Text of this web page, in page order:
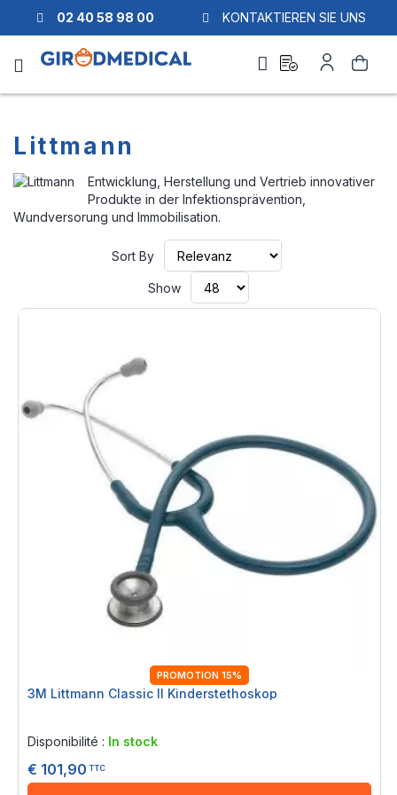
02 40 58 98 00 KONTAKTIEREN SIE UNS
Search
quote
Account
Littmann
Entwicklung, Herstellung und Vertrieb innovativer
Produkte in der Infektionsprävention,
Wundversorung und Immobilisation.
Sort By
Show
PROMOTION 15%
3M Littmann Classic II Kinderstethoskop
Disponibilité : In stock
€ 101,90 TTC